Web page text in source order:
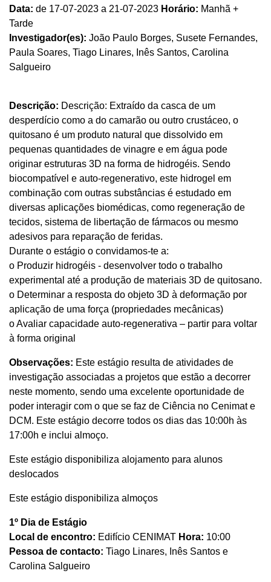
Data: de 17-07-2023 a 21-07-2023 Horário: Manhã +
Tarde
Investigador(es): João Paulo Borges, Susete Fernandes,
Paula Soares, Tiago Linares, Inês Santos, Carolina
Salgueiro
Descrição: Descrição: Extraído da casca de um
desperdício como a do camarão ou outro crustáceo, o
quitosano é um produto natural que dissolvido em
pequenas quantidades de vinagre e em água pode
originar estruturas 3D na forma de hidrogéis. Sendo
biocompatível e auto-regenerativo, este hidrogel em
combinação com outras substâncias é estudado em
diversas aplicações biomédicas, como regeneração de
tecidos, sistema de libertação de fármacos ou mesmo
adesivos para reparação de feridas.
Durante o estágio o convidamos-te a:
o Produzir hidrogéis - desenvolver todo o trabalho
experimental até a produção de materiais 3D de quitosano.
o Determinar a resposta do objeto 3D à deformação por
aplicação de uma força (propriedades mecânicas)
o Avaliar capacidade auto-regenerativa – partir para voltar
à forma original
Observações: Este estágio resulta de atividades de
investigação associadas a projetos que estão a decorrer
neste momento, sendo uma excelente oportunidade de
poder interagir com o que se faz de Ciência no Cenimat e
DCM. Este estágio decorre todos os dias das 10:00h às
17:00h e inclui almoço.
Este estágio disponibiliza alojamento para alunos
deslocados
Este estágio disponibiliza almoços
1º Dia de Estágio
Local de encontro: Edifício CENIMAT Hora: 10:00
Pessoa de contacto: Tiago Linares, Inês Santos e
Carolina Salgueiro